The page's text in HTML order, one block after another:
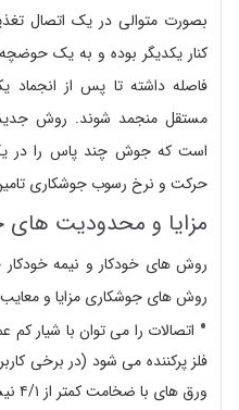
بصورت متوالی در یک اتصال
کنار یکدیگر بوده و به یک حوضچه
فاصله داشته تا پس از
مستقل منجمد شوند. روش
است که جوش چند پاس را در
حرکت و نرخ رسوب جوشکاری
مزایا و محدودیت های
روش های خودکار و نیمه
روش های جوشکاری مزایا و معایب
اتصالات را می توان با شیار
فلز پرکننده می شود (در برخی
ورق های با ضخامت کمتر از ۴/۱ نیست).